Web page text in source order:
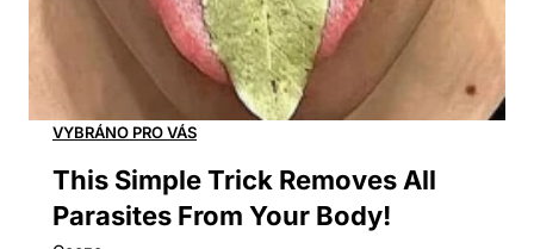
This Simple Trick Removes All
Parasites From Your Body!